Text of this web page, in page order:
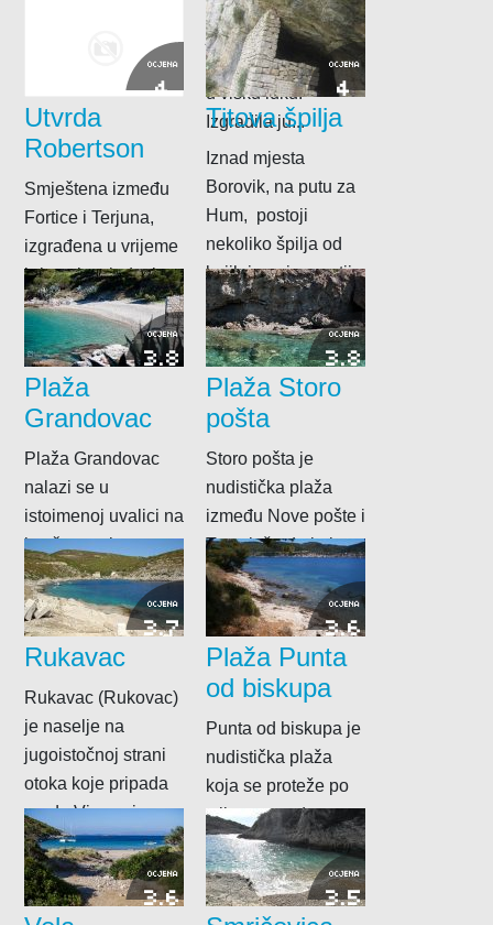
George III., najveća
je utvrda smještena
na zapadnom ulazu
u višku luku.
Izgradila ju...
OCJENA
4
Utvrda
Robertson
Smještena između
Fortice i Terjuna,
izgrađena u vrijeme
britanske vladavine.
OCJENA
4
Titova špilja
Iznad mjesta
Borovik, na putu za
Hum, postoji
nekoliko špilja od
kojih je najpoznatija
Titova špilja (stariji
naziv...
OCJENA
3.8
Plaža
Grandovac
Plaža Grandovac
nalazi se u
istoimenoj uvalici na
istočnom ulazu u
višku uvalu. To je
šljunčana plaža
iznad...
OCJENA
3.8
Plaža Storo
pošta
Storo pošta je
nudistička plaža
između Nove pošte i
Templuža do koje
se dolazi istim
putem kao i...
OCJENA
3.7
Rukavac
Rukavac (Rukovac)
je naselje na
jugoistočnoj strani
otoka koje pripada
gradu Visu, a iz
malog ribarskog
mjestašca izraslo...
OCJENA
3.6
Plaža Punta
od biskupa
Punta od biskupa je
nudistička plaža
koja se proteže po
stijenama od
uvalice Stonca na
sjevernoj strane
viške...
OCJENA
3.6
OCJENA
3.5